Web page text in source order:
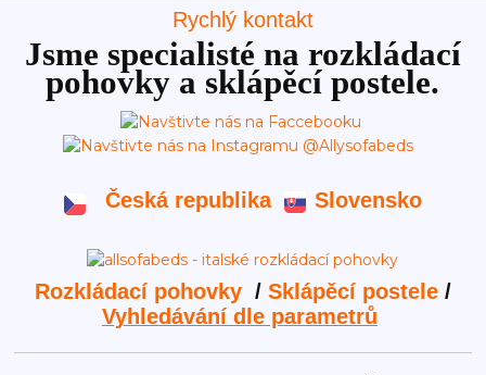
Rychlý kontakt
Jsme specialisté na rozkládací
pohovky a sklápěcí postele.
Česká republika Slovensko
Rozkládací pohovky / Sklápěcí postele/
Vyhledávání dle parametrů